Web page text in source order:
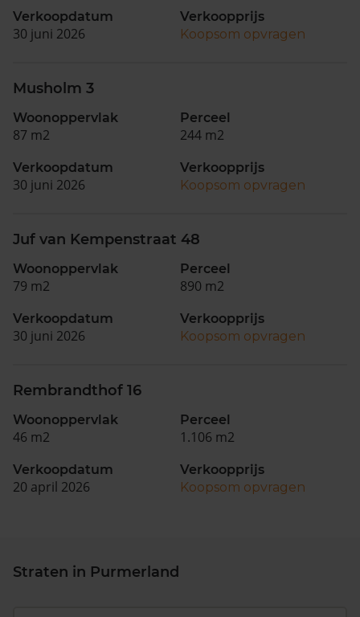
Verkoopdatum
30 juni 2026
Verkoopprijs
Koopsom opvragen
Musholm 3
Woonoppervlak
87 m2
Perceel
244 m2
Verkoopdatum
30 juni 2026
Verkoopprijs
Koopsom opvragen
Juf van Kempenstraat 48
Woonoppervlak
79 m2
Perceel
890 m2
Verkoopdatum
30 juni 2026
Verkoopprijs
Koopsom opvragen
Rembrandthof 16
Woonoppervlak
46 m2
Perceel
1.106 m2
Verkoopdatum
20 april 2026
Verkoopprijs
Koopsom opvragen
Straten in Purmerland